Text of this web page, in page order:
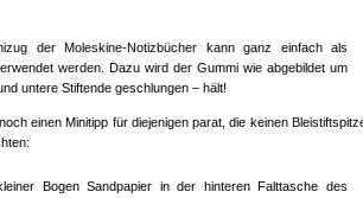
der Moleskine-Notizbücher kann ganz einfach als
werden. Dazu wird der Gummi wie abgebildet um
untere Stiftende geschlungen – hält!
einen Minitipp für diejenigen parat, die keinen
Bogen Sandpapier in der hinteren Falttasche des